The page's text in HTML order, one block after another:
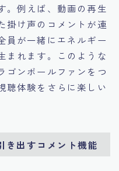
。例えば、動画の再生
掛け声のコメントが連
員が一緒にエネルギー
まれます。このような
ゴンボールファンをつ
聴体験をさらに楽しい
き出すコメント機能